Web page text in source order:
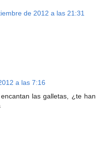
de 2012 a las 21:31
a las 7:16
las galletas, ¿te han